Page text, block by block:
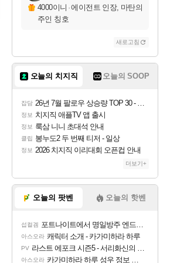
4000이니 ·에이전트 인장, 마탄의
주인 칭호
새로고침
오늘의 치지직 오늘의 SOOP
잡담 26년 7월 팔로우 상승량 TOP 30 - 월간 치지직
정보 치지직 애플TV 앱 출시
정보 룩삼 니니 초대석 안내
클립 봉누도2 두 번째 티저 - 일상
정보 2026 치지직 이리대회 오픈컵 안내
더보기+
오늘의 팟벤 오늘의 핫벤
섭컬겜 포트나이트에서 명일방주 엔드필드 [펠리카] 판매 예정
아스오라 캐릭터 소개 - 카가미하라 하루
PV 라스트 에포크 시즌5 - 서리화신의 분노 티저
아스오라 카가미하라 하루 성우 정보 및 주요 필모